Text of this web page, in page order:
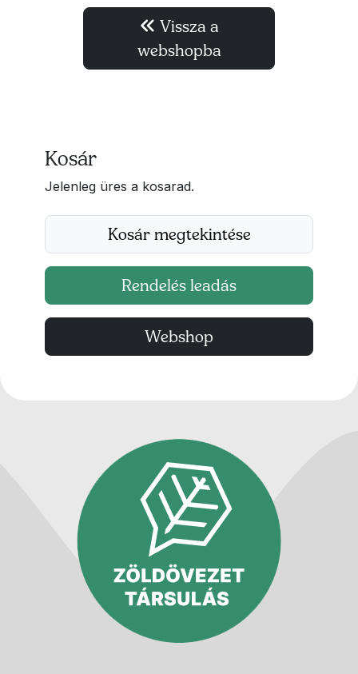
Vissza a
webshopba
Kosár
Jelenleg üres a kosarad.
Kosár megtekintése
Rendelés leadás
Webshop